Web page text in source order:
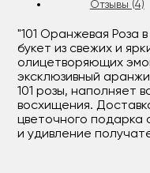
Отзывы (4)
"101 Оранжевая Роза
букет из свежих и
олицетворяющих
эксклюзивный
101 розы, наполняет
восхищения.
цветочного подарка
и удивление